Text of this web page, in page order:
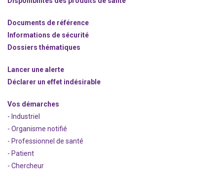
Documents de référence
Informations de sécurité
Dossiers thématiques
Lancer une alerte
Déclarer un effet indésirable
Vos démarches
- Industriel
- Organisme notifié
- Professionnel de santé
- Patient
- Chercheur